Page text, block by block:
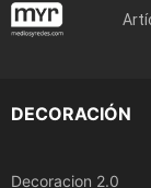
DECORACIÓN
Decoracion 2.0